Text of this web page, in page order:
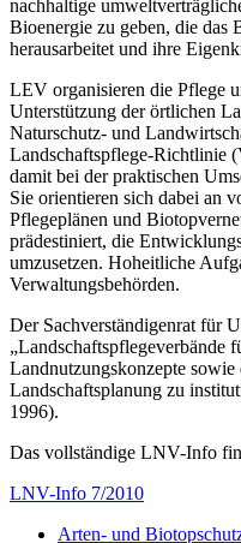
nachhaltige
Bioenergie zu geben, die das
herausarbeitet und ihre
LEV organisieren die Pflege
Unterstützung der örtlichen
Naturschutz- und
Landschaftspflege-Richtlinie
damit bei der praktischen
Sie orientieren sich dabei an
Pflegeplänen und
prädestiniert, die
umzusetzen. Hoheitliche
Verwaltungsbehörden.
Der Sachverständigenrat für
„Landschaftspflegeverbände
Landnutzungskonzepte sowie
Landschaftsplanung zu
1996).
Das vollständige LNV-Info
LNV-Info 7/2010
Arten- und